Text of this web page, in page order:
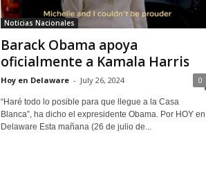
Noticias Nacionales
Barack Obama apoya
oficialmente a Kamala Harris
Hoy en Delaware - July 26, 2024 0
“Haré todo lo posible para que llegue a la Casa
Blanca”, ha dicho el expresidente Obama. Por HOY en
Delaware Esta mañana (26 de julio de...